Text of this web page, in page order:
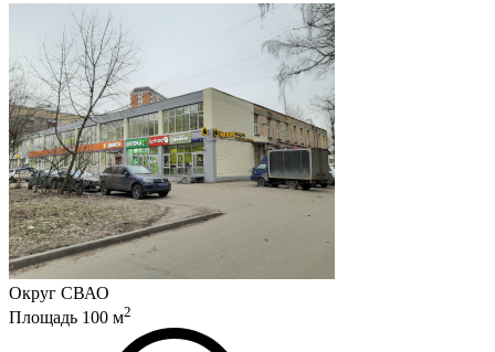
Округ СВАО
Площадь 100 м2